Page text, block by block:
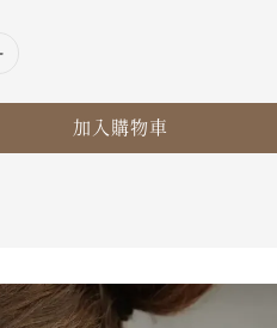
加入購物車